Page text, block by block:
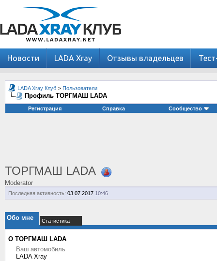
Новости LADA Xray Отзывы владельцев
LADA Xray Клуб > Пользователи
Профиль ТОРГМАШ LADA
Регистрация Справка Сообщество
ТОРГМАШ LADA
Moderator
Последняя активность: 03.07.2017 10:46
Обо мне Статистика
О ТОРГМАШ LADA
Ваш автомобиль
LADA Xray